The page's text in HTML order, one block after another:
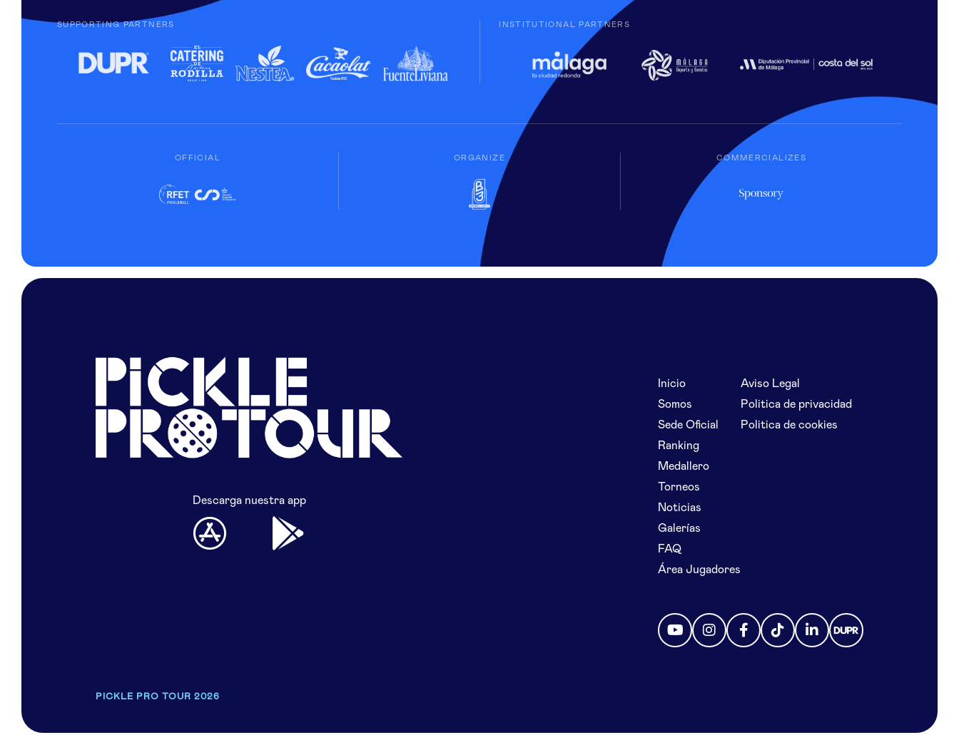
SUPPORTING PARTNERS INSTITUTIONAL PARTNERS
OFFICIAL ORGANIZE COMMERCIALIZES
Descarga nuestra app
Inicio
Somos
Sede Oficial
Ranking
Medallero
Torneos
Noticias
Galerías
FAQ
Área Jugadores
Aviso Legal
Politica de privacidad
Politica de cookies
PICKLE PRO TOUR 2026